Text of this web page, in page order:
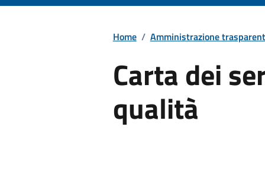
Home / Amministrazione
Carta dei
qualità